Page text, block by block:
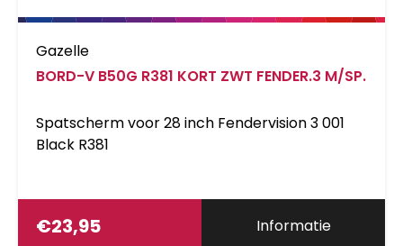
Gazelle
BORD-V B50G R381 KORT ZWT FENDER.3 M/SP.
Spatscherm voor 28 inch Fendervision 3 001
Black R381
€23,95 Informatie